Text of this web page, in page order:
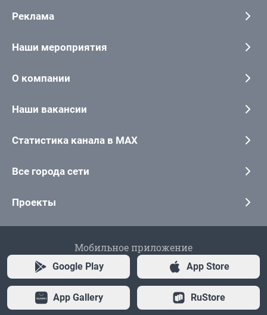
Реклама
Наши мероприятия
О компании
Наши вакансии
Статистика канала в MAX
Все города сети
Проекты
Мобильное приложение
Google Play App Store
App Gallery RuStore